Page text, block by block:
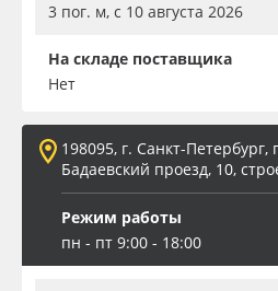
3 пог. м, с 10 августа 2026
На складе поставщика
Нет
198095, г. Санкт-
Бадаевский проезд, 10,
Режим работы
пн - пт 9:00 - 18:00